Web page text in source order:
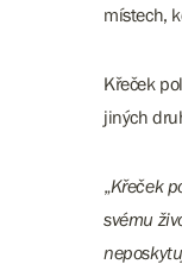
místech,
Křeček
jiných
„Křeček
svému